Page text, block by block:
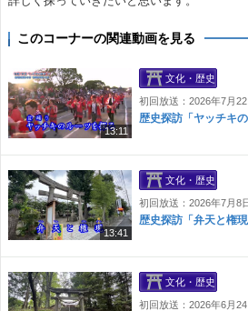
このコーナーの関連動画を見る
13:11
文化・歴史
初回放送：2026年7月22
歴史探訪「ヤッチキ
13:41
文化・歴史
初回放送：2026年7月8
歴史探訪「弁天と権現
文化・歴史
初回放送：2026年6月24